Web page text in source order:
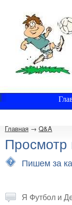
Главная → Q&A
Просмотр
Пишем за
Я Футбол и